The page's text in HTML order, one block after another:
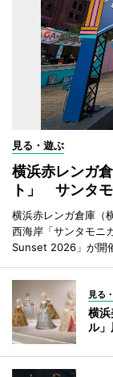
見る・遊ぶ
横浜赤レンガ
ト」 サンタ
横浜赤レンガ倉庫（
西海岸「サンタモニ
Sunset 2026」が開
見る
横浜
ル